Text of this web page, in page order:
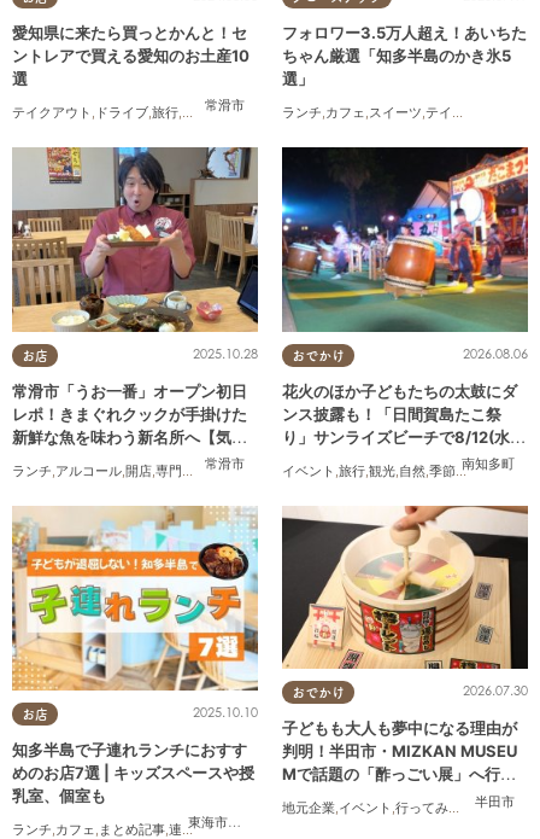
常滑市
愛知県に来たら買っとかんと！セ
ントレアで買える愛知のお土産10
選
テイクアウト , ドライブ,旅行,観光,家族,
フォロワー3.5万人超え！あいちた
ちゃん厳選「知多半島のかき氷5
選」
ランチ,カフェ,スイーツ,テイクアウト
お店
常滑市
2025.10.28
常滑市「うお一番」オープン初日
レポ！きまぐれクックが手掛けた
新鮮な魚を味わう新名所へ【気に
ランチ アルコール 開店 専門店 気になるリサーチ,家族 おひとりさま
おでかけ
南知多町
2026.08.06
花火のほか子どもたちの太鼓にダ
ンス披露も！「日間賀島たこ祭
り」サンライズビーチで8/12(水)
イベント 旅行 観光 自然 季節ネタ ,花火
お店
東海市
,大府市
2025.10.10
知多半島で子連れランチにおすす
めのお店7選 | キッズスペースや授
乳室、個室も
ランチ カフェ まとめ記事 連載 ,親子 個室
おでかけ
半田市
2026.07.30
子どもも大人も夢中になる理由が
判明！半田市・MIZKAN MUSEU
Mで話題の「酢っごい展」へ行っ
てみた｜7/25(土)～8/30(日)／ち
たまる広告
地元企業,イベント ,行ってみたレポ ,ちたま